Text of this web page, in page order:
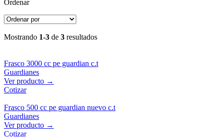
Ordenar
Mostrando 1-3 de 3 resultados
Frasco 3000 cc pe guardian c.t
Guardianes
Ver producto →
Cotizar
Frasco 500 cc pe guardian nuevo c.t
Guardianes
Ver producto →
Cotizar